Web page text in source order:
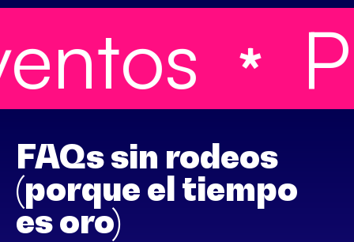
FAQs sin rodeos
(porque el tiempo
es oro)